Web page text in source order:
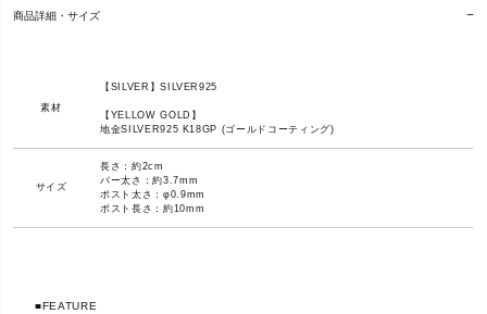
商品詳細・サイズ
素材
【SILVER】SILVER925
【YELLOW GOLD】
地金SILVER925 K18GP (ゴールドコーティング)
サイズ
長さ：約2cm
バー太さ：約3.7mm
ポスト太さ：φ0.9mm
ポスト長さ：約10mm
■FEATURE